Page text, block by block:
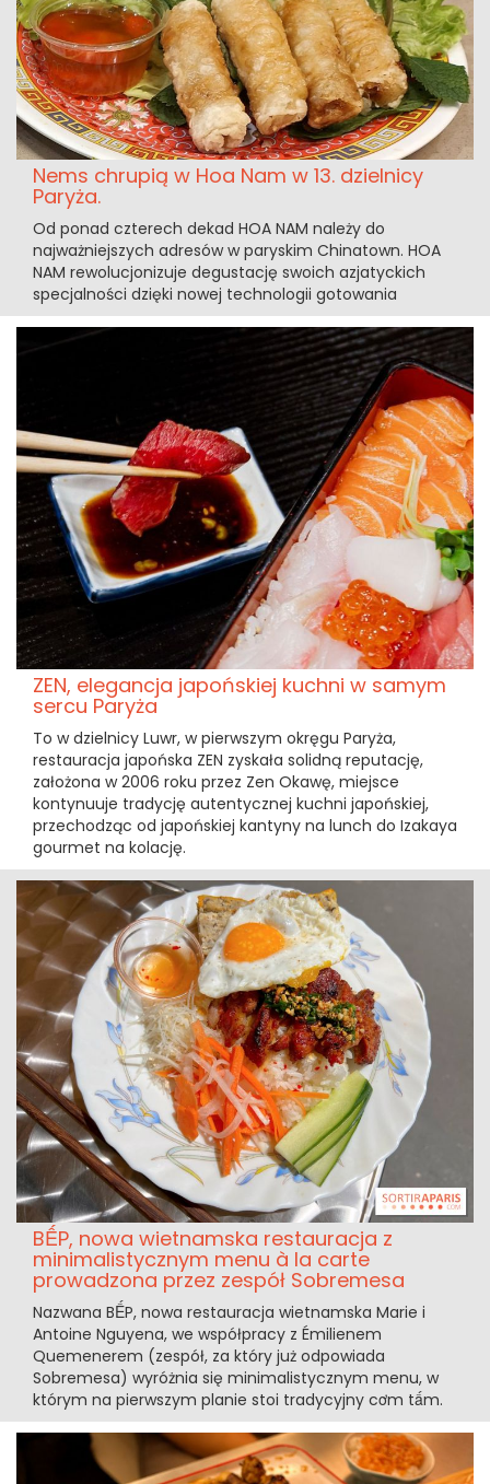
Nems chrupią w Hoa Nam w 13. dzielnicy
Paryża.
Od ponad czterech dekad HOA NAM należy do
najważniejszych adresów w paryskim Chinatown. HOA
NAM rewolucjonizuje degustację swoich azjatyckich
specjalności dzięki nowej technologii gotowania
ZEN, elegancja japońskiej kuchni w samym
sercu Paryża
To w dzielnicy Luwr, w pierwszym okręgu Paryża,
restauracja japońska ZEN zyskała solidną reputację,
założona w 2006 roku przez Zen Okawę, miejsce
kontynuuje tradycję autentycznej kuchni japońskiej,
przechodząc od japońskiej kantyny na lunch do Izakaya
gourmet na kolację.
BẾP, nowa wietnamska restauracja z
minimalistycznym menu à la carte
prowadzona przez zespół Sobremesa
Nazwana BẾP, nowa restauracja wietnamska Marie i
Antoine Nguyena, we współpracy z Émilienem
Quemenerem (zespół, za który już odpowiada
Sobremesa) wyróżnia się minimalistycznym menu, w
którym na pierwszym planie stoi tradycyjny cơm tấm.